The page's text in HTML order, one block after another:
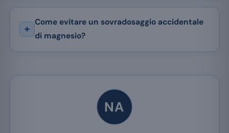
Come evitare un sovradosaggio accidentale
di magnesio?
NA